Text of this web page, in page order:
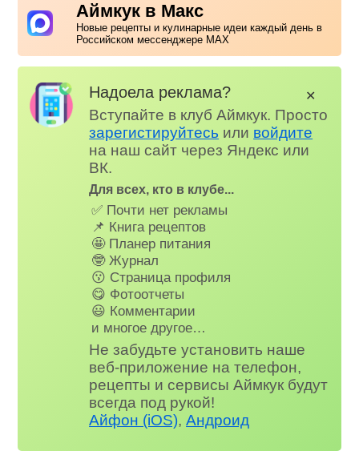
Аймкук в Макс
Новые рецепты и кулинарные идеи каждый день в
Российском мессенджере MAX
Надоела реклама?
Вступайте в клуб Аймкук. Просто
зарегистируйтесь или войдите
на наш сайт через Яндекс или
ВК.
Для всех, кто в клубе...
✅ Почти нет рекламы
📌 Книга рецептов
🤩 Планер питания
🤓 Журнал
😗 Страница профиля
😋 Фотоотчеты
😃 Комментарии
и многое другое…
Не забудьте установить наше
веб-приложение на телефон,
рецепты и сервисы Аймкук будут
всегда под рукой!
Айфон (iOS),Андроид
✕